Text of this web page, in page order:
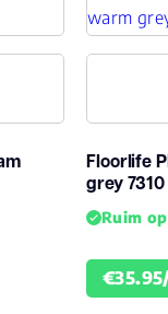
Floorlife
grey 7310
Ruim